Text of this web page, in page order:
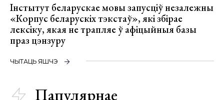
Інстытут беларускае мовы запусціў незалежны
«Корпус беларускіх тэкстаў», які збірае
лексіку, якая не трапляе ў афіцыйныя базы
праз цэнзуру
ЧЫТАЦЬ ЯШЧЭ
Папулярнае